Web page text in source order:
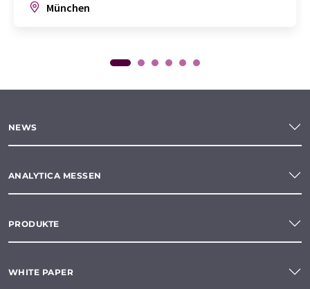
München
NEWS
ANALYTICA MESSEN
PRODUKTE
WHITE PAPER